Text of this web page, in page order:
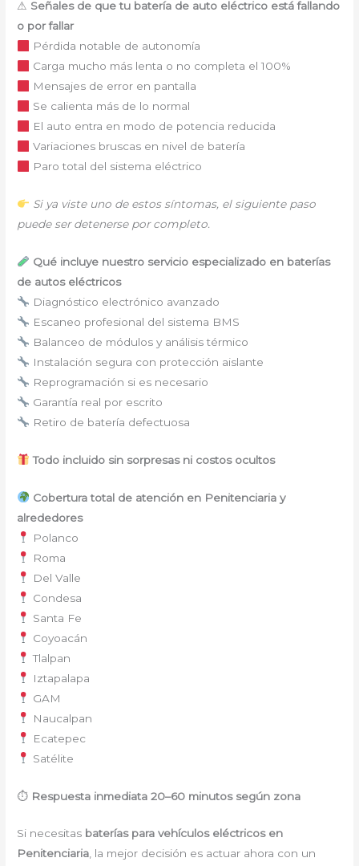
⚠ Señales de que tu batería de auto eléctrico está fallando
o por fallar
Pérdida notable de autonomía
Carga mucho más lenta o no completa el 100%
Mensajes de error en pantalla
Se calienta más de lo normal
El auto entra en modo de potencia reducida
Variaciones bruscas en nivel de batería
Paro total del sistema eléctrico
Si ya viste uno de estos síntomas, el siguiente paso
puede ser detenerse por completo.
Qué incluye nuestro servicio especializado en baterías
de autos eléctricos
Diagnóstico electrónico avanzado
Escaneo profesional del sistema BMS
Balanceo de módulos y análisis térmico
Instalación segura con protección aislante
Reprogramación si es necesario
Garantía real por escrito
Retiro de batería defectuosa
Todo incluido sin sorpresas ni costos ocultos
Cobertura total de atención en Penitenciaria y
alrededores
Polanco
Roma
Del Valle
Condesa
Santa Fe
Coyoacán
Tlalpan
Iztapalapa
GAM
Naucalpan
Ecatepec
Satélite
⏱ Respuesta inmediata 20–60 minutos según zona
Si necesitas baterías para vehículos eléctricos en
Penitenciaria, la mejor decisión es actuar ahora con un